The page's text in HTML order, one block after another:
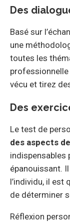
Des
Basé sur
une
toutes les
vécu et tirez
Des
Le test de
des aspects
indispensables
épanouissant.
l’individu, il est
de déterminer
Réflexion